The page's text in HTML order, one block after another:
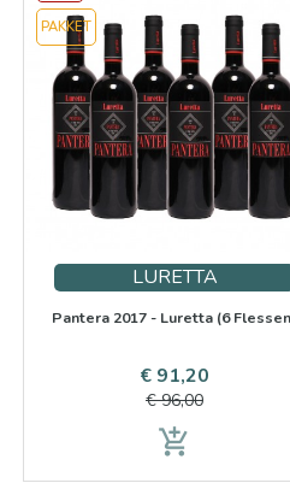
LURETTA
Pantera 2017 - Luretta (6
Prijs
€ 91,20
€ 96,00
add_shopping_cart
PAKKET